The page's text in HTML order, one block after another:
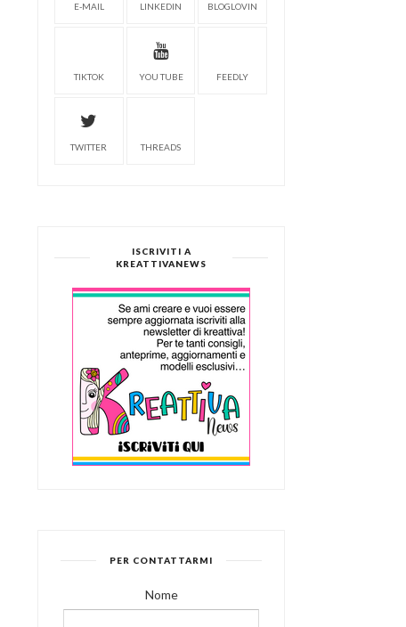
E-MAIL LINKEDIN BLOGLOVIN
TIKTOK YOU TUBE FEEDLY
TWITTER THREADS
ISCRIVITI A
KREATTIVANEWS
PER CONTATTARMI
Nome